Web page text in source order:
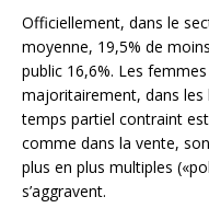
Officiellement, dans le
moyenne, 19,5% de
public 16,6%. Les
majoritairement, dans les
temps partiel contraint
comme dans la vente,
plus en plus multiples
s’aggravent.